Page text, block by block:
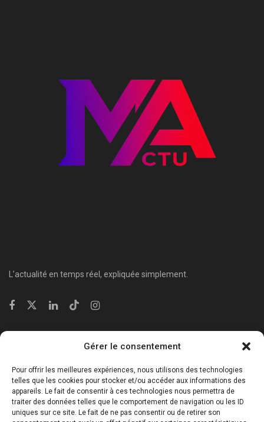
Gérer le consentement
Pour offrir les meilleures expériences, nous utilisons des technologies
telles que les cookies pour stocker et/ou accéder aux informations des
appareils. Le fait de consentir à ces technologies nous permettra de
traiter des données telles que le comportement de navigation ou les ID
uniques sur ce site. Le fait de ne pas consentir ou de retirer son
L’actualité en temps réel, expliquée simplement.
Économie & Business
⁠Culture & Divertissement
⁠Tech & Innovation